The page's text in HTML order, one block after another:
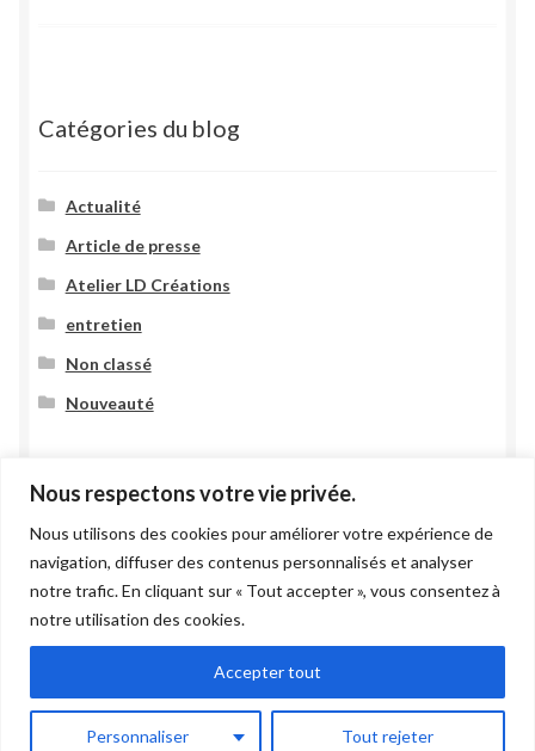
Nous respectons votre vie privée.
Nous utilisons des cookies pour améliorer votre expérience de
navigation, diffuser des contenus personnalisés et analyser
notre trafic. En cliquant sur « Tout accepter », vous consentez à
notre utilisation des cookies.
Personnaliser Tout rejeter
Accepter tout
Catégories du blog
Actualité
Article de presse
Atelier LD Créations
entretien
Non classé
Nouveauté
© 2021 Atelier LD Création -Mentions légales
Site Réalisé ParLiraCom–
Community Management
dans le Jura
0